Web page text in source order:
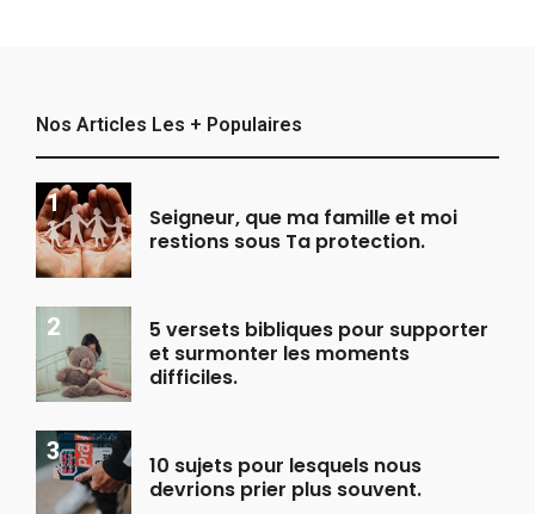
Nos Articles Les + Populaires
Seigneur, que ma famille et moi
restions sous Ta protection.
5 versets bibliques pour supporter
et surmonter les moments
difficiles.
10 sujets pour lesquels nous
devrions prier plus souvent.